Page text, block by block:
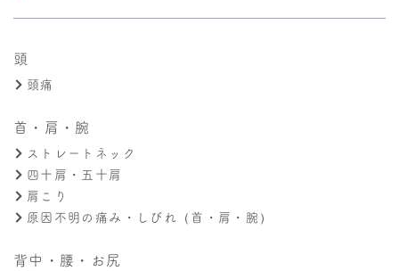
頭
頭痛
首・肩・腕
ストレートネック
四十肩・五十肩
肩こり
原因不明の痛み・しびれ（首・肩・腕）
背中・腰・お尻